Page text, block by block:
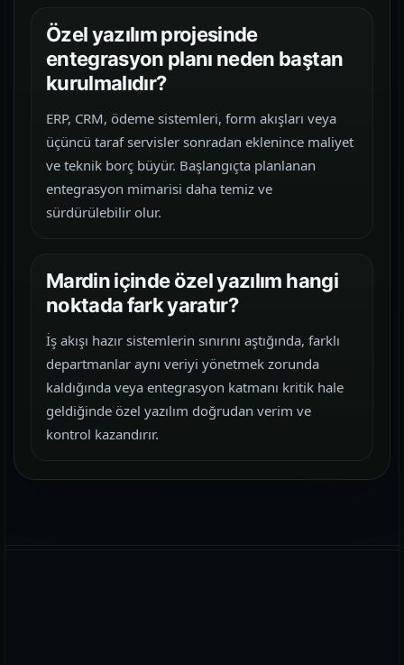
Özel yazılım projesinde
entegrasyon planı neden baştan
kurulmalıdır?
ERP, CRM, ödeme sistemleri, form akışları veya
üçüncü taraf servisler sonradan eklenince maliyet
ve teknik borç büyür. Başlangıçta planlanan
entegrasyon mimarisi daha temiz ve
sürdürülebilir olur.
Mardin içinde özel yazılım hangi
noktada fark yaratır?
İş akışı hazır sistemlerin sınırını aştığında, farklı
departmanlar aynı veriyi yönetmek zorunda
kaldığında veya entegrasyon katmanı kritik hale
geldiğinde özel yazılım doğrudan verim ve
kontrol kazandırır.